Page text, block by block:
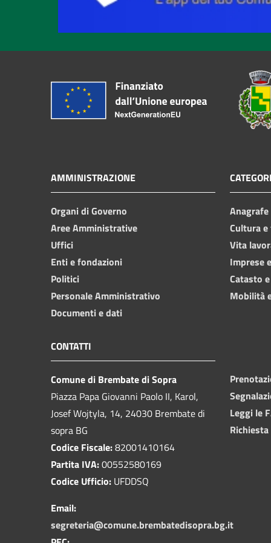
AMMINISTRAZIONE
Organi di Governo
Aree Amministrative
Uffici
Enti e fondazioni
Politici
Personale Amministrativo
Documenti e dati
Cultura
Vita
Imprese
Catasto
Mobilità
CONTATTI
Comune di Brembate di Sopra
Piazza Papa Giovanni Paolo II, Karol,
Josef Wojtyla, 14, 24030 Brembate di
sopra BG
Codice Fiscale:82001410164
Partita IVA:00552580169
Codice Ufficio: UFDDSQ
Email:
segreteria@comune.brembatedisopra.bg.it
Leggi le